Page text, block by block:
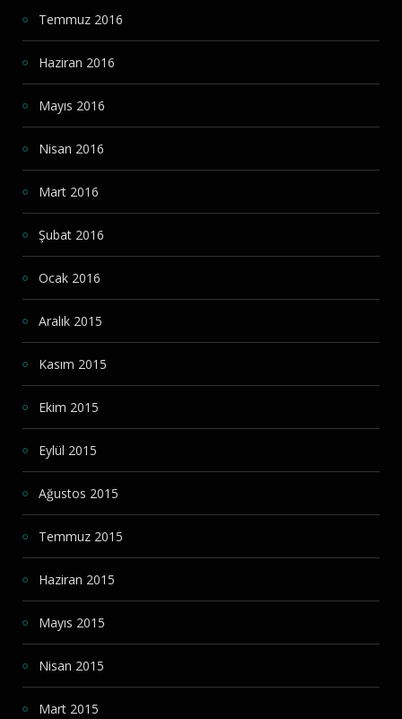
Temmuz 2016
Haziran 2016
Mayıs 2016
Nisan 2016
Mart 2016
Şubat 2016
Ocak 2016
Aralık 2015
Kasım 2015
Ekim 2015
Eylül 2015
Ağustos 2015
Temmuz 2015
Haziran 2015
Mayıs 2015
Nisan 2015
Mart 2015